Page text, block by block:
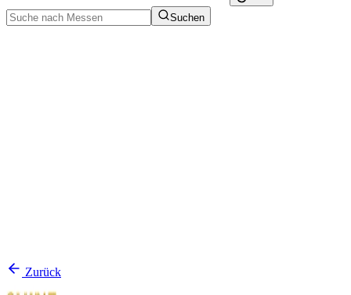
Suchen
Zurück